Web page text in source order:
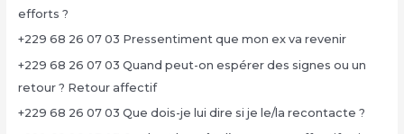
efforts ?
+229 68 26 07 03 Pressentiment que mon ex va revenir
+229 68 26 07 03 Quand peut-on espérer des signes ou un
retour ? Retour affectif
+229 68 26 07 03 Que dois-je lui dire si je le/la recontacte ?